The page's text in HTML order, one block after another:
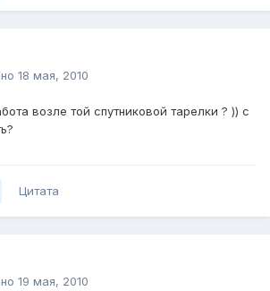
18 мая, 2010
возле той спутниковой тарелки ? )) с
Цитата
19 мая, 2010